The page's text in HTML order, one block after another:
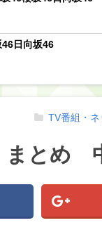
日向坂46
まとめ
TV番組・